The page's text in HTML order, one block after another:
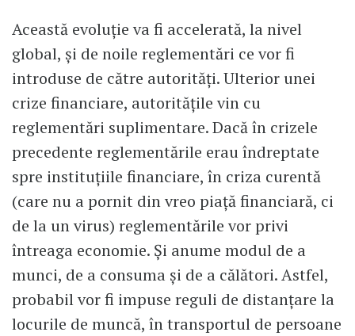
Această evoluție va fi accelerată, la nivel
global, și de noile reglementări ce vor fi
introduse de către autorități. Ulterior unei
crize financiare, autoritățile vin cu
reglementări suplimentare. Dacă în crizele
precedente reglementările erau îndreptate
spre instituțiile financiare, în criza curentă
(care nu a pornit din vreo piață financiară, ci
de la un virus) reglementările vor privi
întreaga economie. Și anume modul de a
munci, de a consuma și de a călători. Astfel,
probabil vor fi impuse reguli de distanțare la
locurile de muncă, în transportul de persoane